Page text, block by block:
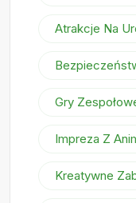
Atrakcje Na
Gry
Impreza Z
Kreatywne